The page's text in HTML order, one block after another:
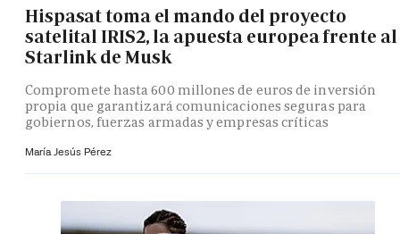
Hispasat toma el mando del proyecto
satelital IRIS2, la apuesta europea frente al
Starlink de Musk
Compromete hasta 600 millones de euros de inversión
propia que garantizará comunicaciones seguras para
gobiernos, fuerzas armadas y empresas críticas
María Jesús Pérez